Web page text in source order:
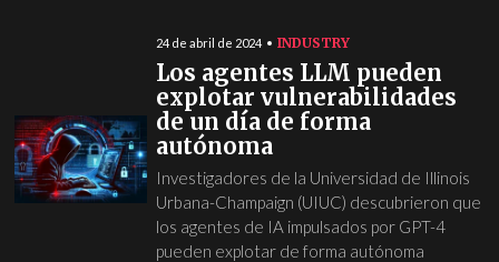
24 de abril de 2024 INDUSTRY
Los agentes LLM pueden
explotar vulnerabilidades
de un día de forma
autónoma
Investigadores de la Universidad de Illinois
Urbana-Champaign (UIUC) descubrieron que
los agentes de IA impulsados por GPT-4
pueden explotar de forma autónoma